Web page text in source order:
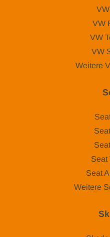
VW
VW
VW
Weitere
Seat
Seat
Weitere